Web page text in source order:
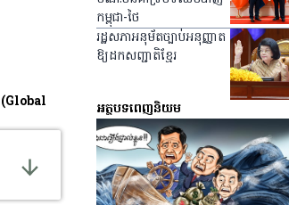
(Global
កម្ពុជា-ថៃ
រដ្ឋសភាអនុម័តច្បាប់អនុញ្ញាត
ឱ្យដកសញ្ជាតិខ្មែរ
អត្ថបទពេញនិយម